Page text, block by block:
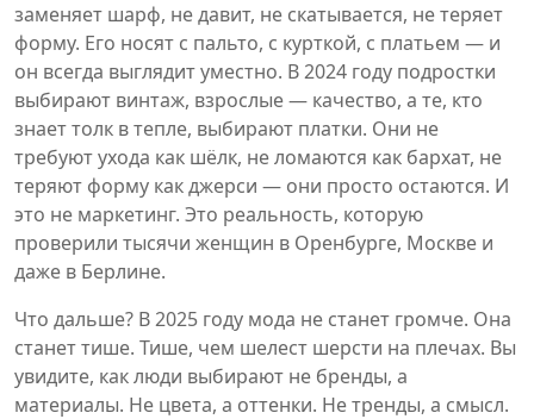
заменяет шарф, не давит, не скатывается, не теряет
форму. Его носят с пальто, с курткой, с платьем — и
он всегда выглядит уместно. В 2024 году подростки
выбирают винтаж, взрослые — качество, а те, кто
знает толк в тепле, выбирают платки. Они не
требуют ухода как шёлк, не ломаются как бархат, не
теряют форму как джерси — они просто остаются. И
это не маркетинг. Это реальность, которую
проверили тысячи женщин в Оренбурге, Москве и
даже в Берлине.
Что дальше? В 2025 году мода не станет громче. Она
станет тише. Тише, чем шелест шерсти на плечах. Вы
увидите, как люди выбирают не бренды, а
материалы. Не цвета, а оттенки. Не тренды, а смысл.